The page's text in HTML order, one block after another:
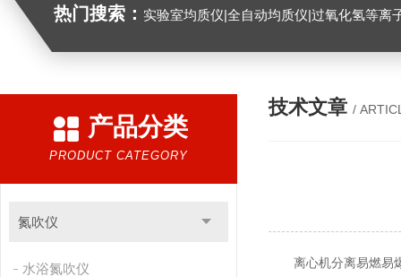
热门搜索： 实验室均质仪|全自动均质仪|过氧化氢等离
产品分类
PRODUCT CATEGORY
氮吹仪
水浴氮吹仪
技术文章 /
离心机分离易燃易